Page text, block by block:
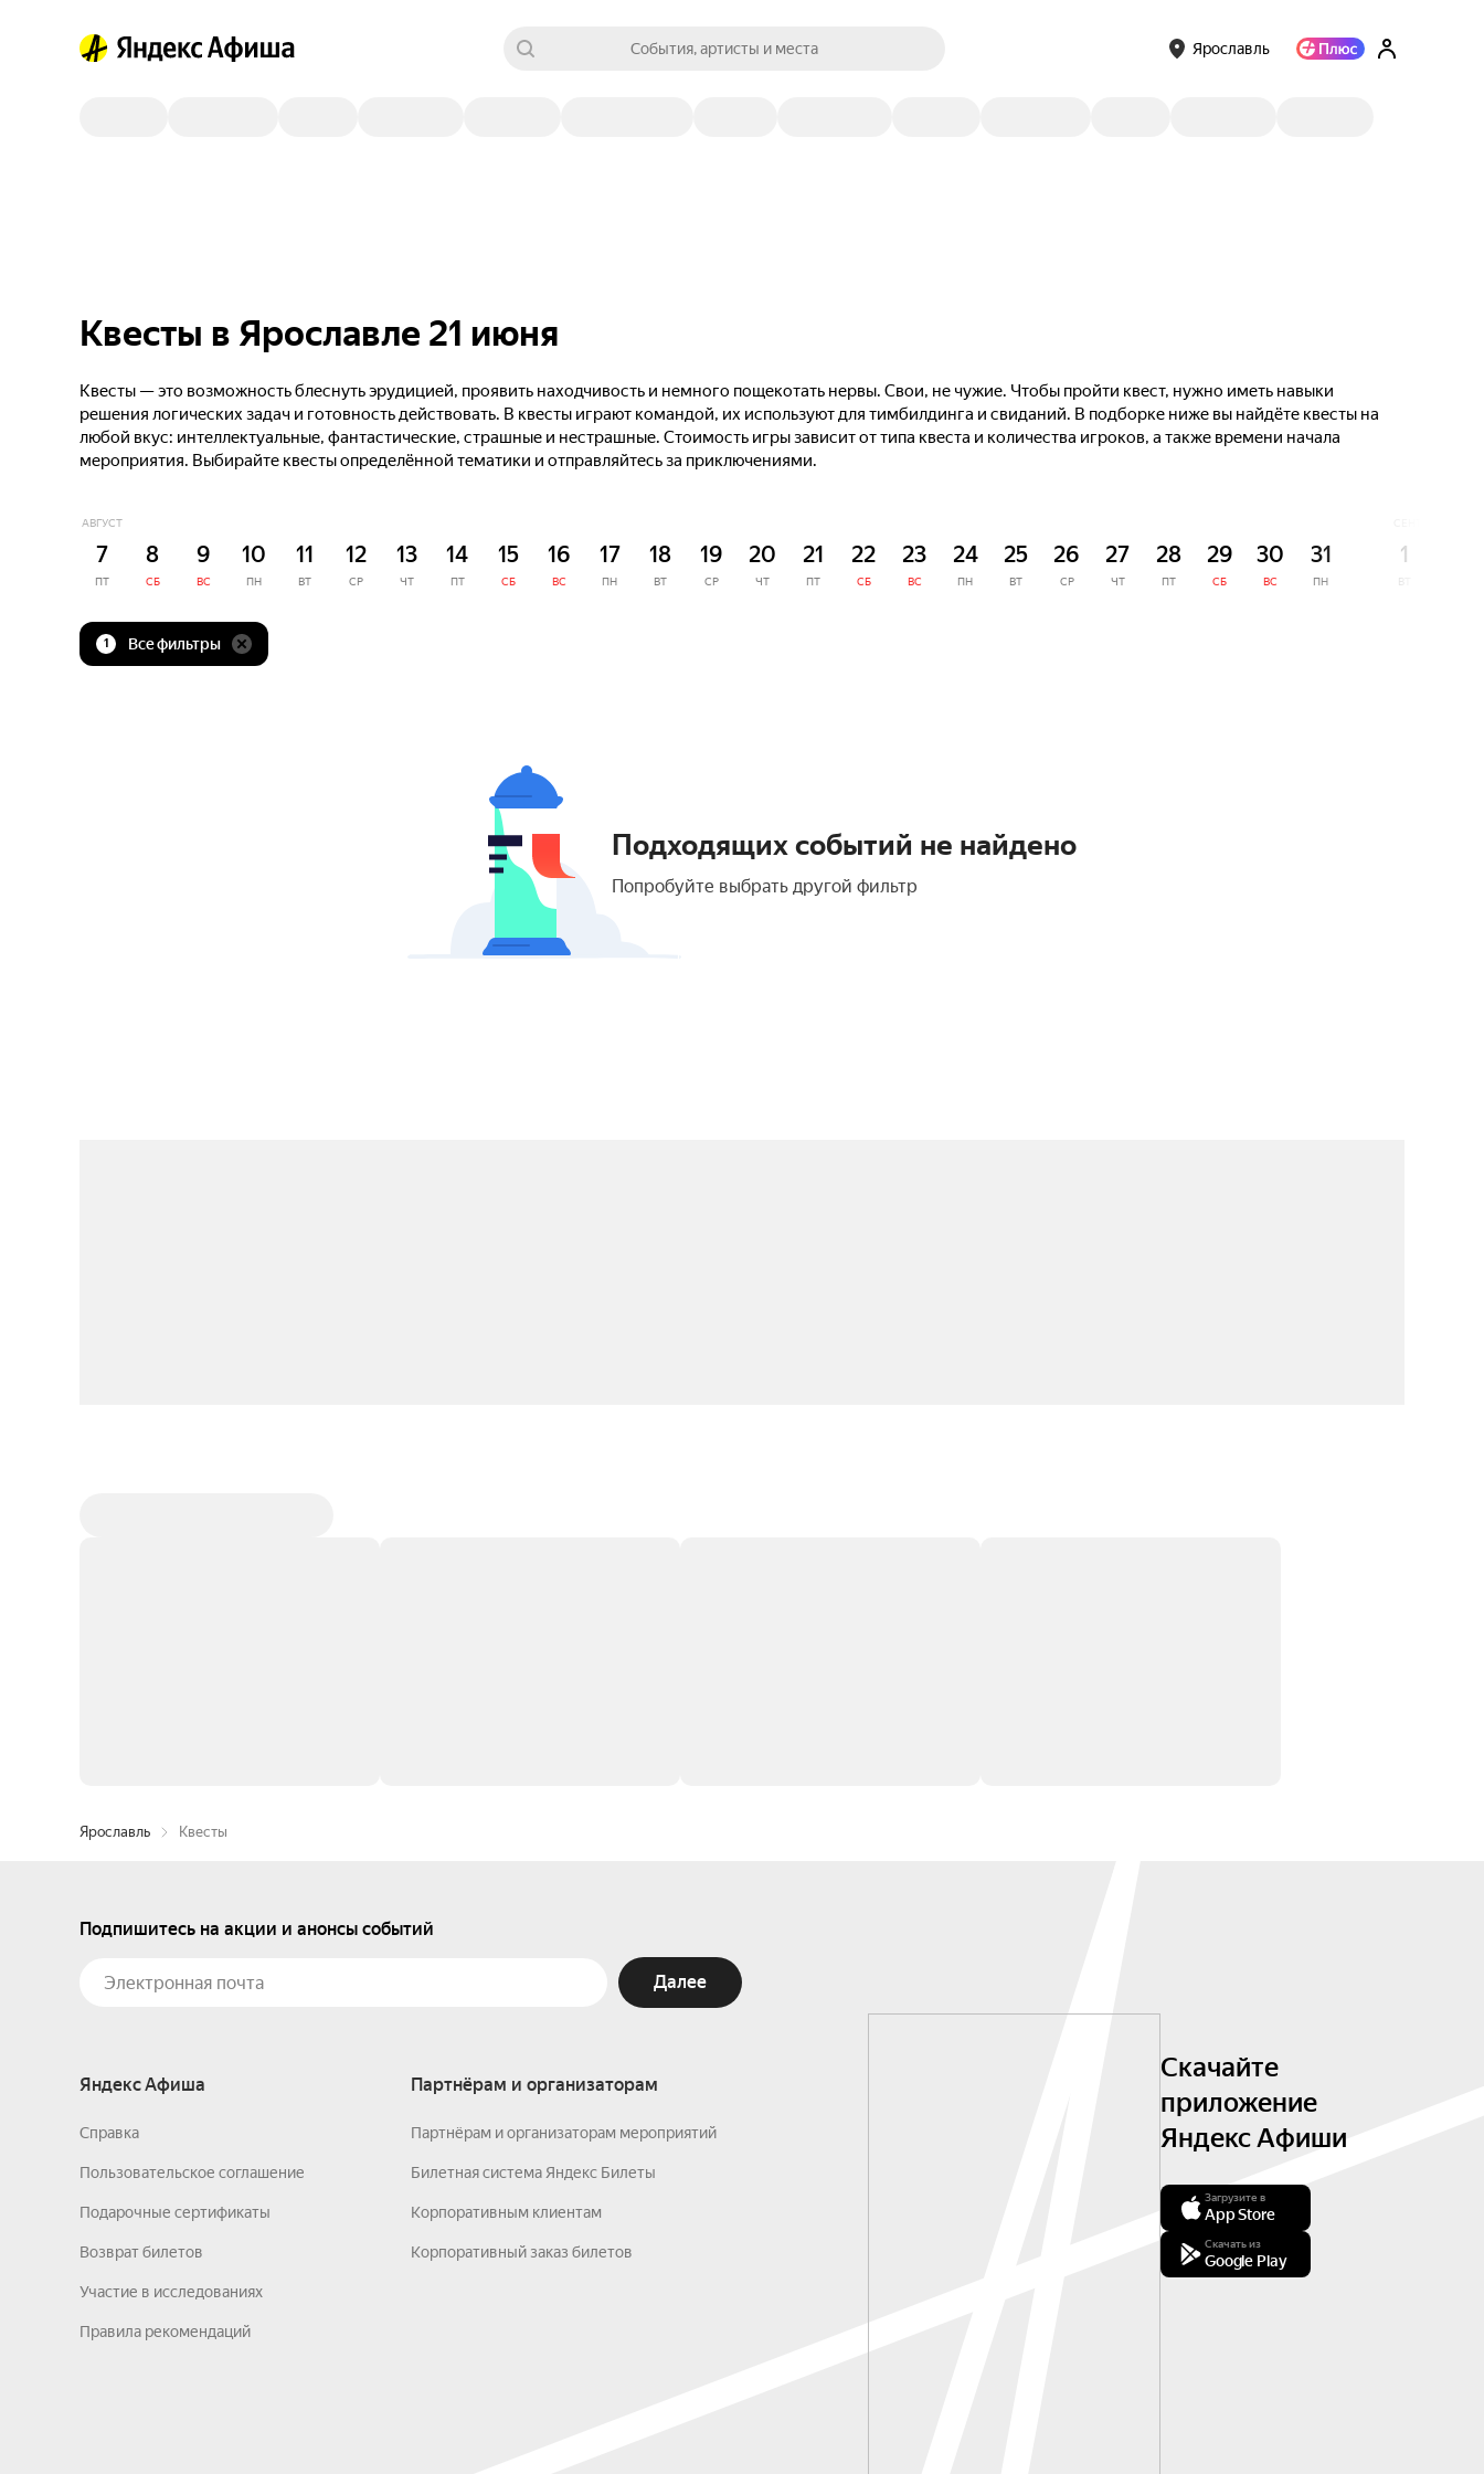
События, артисты и места Ярославль
Квесты в Ярославле 21 июня
Квесты — это возможность блеснуть эрудицией, проявить находчивость и немного пощекотать нервы. Свои, не чужие. Чтобы пройти квест, нужно иметь навыки
решения логических задач и готовность действовать. В квесты играют командой, их используют для тимбилдинга и свиданий. В подборке ниже вы найдёте квесты на
любой вкус: интеллектуальные, фантастические, страшные и нестрашные. Стоимость игры зависит от типа квеста и количества игроков, а также времени начала
мероприятия. Выбирайте квесты определённой тематики и отправляйтесь за приключениями.
АВГУСТ
7
ПТ
8
СБ
9
ВС
10
ПН
11
ВТ
12
СР
13
ЧТ
14
ПТ
15
СБ
16
ВС
17
ПН
18
ВТ
19
СР
20
ЧТ
21
ПТ
22
СБ
23
ВС
24
ПН
25
ВТ
26
СР
27
ЧТ
28
ПТ
29
СБ
30
ВС
31
ПН
1
ВТ
1 Все фильтры
Подходящих событий не найдено
Попробуйте выбрать другой фильтр
Ярославль Квесты
Подпишитесь на акции и анонсы событий
Далее
Яндекс Афиша
Справка
Пользовательское соглашение
Подарочные сертификаты
Возврат билетов
Участие в исследованиях
Правила рекомендаций
Партнёрам и организаторам
Партнёрам и организаторам мероприятий
Билетная система Яндекс Билеты
Корпоративным клиентам
Корпоративный заказ билетов
Скачайте
приложение
Яндекс Афиши
Загрузите в
App Store
Скачать из
Google Play